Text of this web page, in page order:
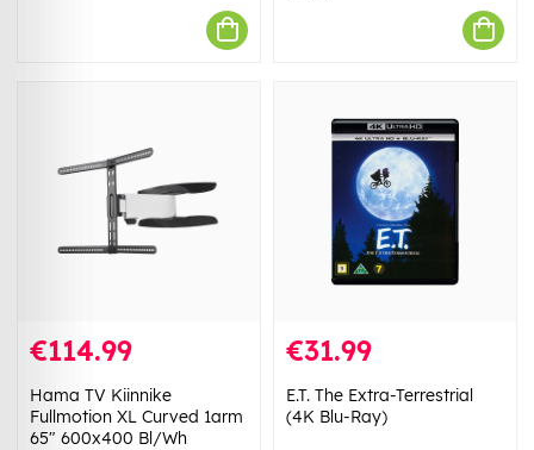
€114.99
Hama TV Kiinnike
Fullmotion XL Curved 1arm
65" 600x400 Bl/Wh
€31.99
E.T. The Extra-Terrestrial
(4K Blu-Ray)